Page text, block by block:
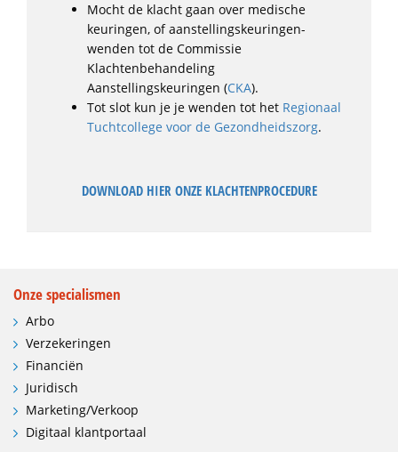
Mocht de klacht gaan over medische
keuringen, of aanstellingskeuringen-
wenden tot de Commissie
Klachtenbehandeling
Aanstellingskeuringen (CKA).
Tot slot kun je je wenden tot het Regionaal
Tuchtcollege voor de Gezondheidszorg.
DOWNLOAD HIER ONZE KLACHTENPROCEDURE
Onze specialismen
Arbo
Verzekeringen
Financiën
Juridisch
Marketing/Verkoop
Digitaal klantportaal